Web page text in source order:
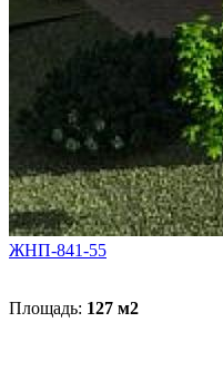
ЖНП-841-55
Площадь: 127 м2